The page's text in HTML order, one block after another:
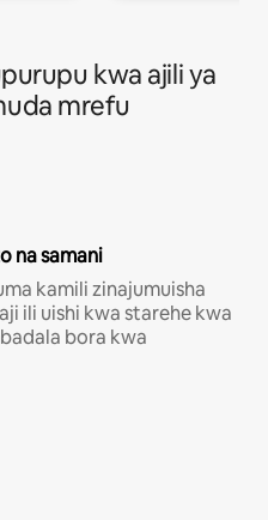
kwa ajili ya
mrefu
na samani
kamili zinajumuisha
ili uishi kwa starehe kwa
bora kwa